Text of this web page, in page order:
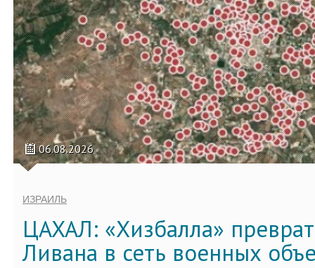
06.08.2026
ИЗРАИЛЬ
ЦАХАЛ: «Хизбалла»
Ливана в сеть военных